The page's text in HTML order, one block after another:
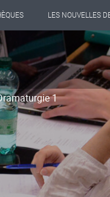
LES NOUVELLES
1